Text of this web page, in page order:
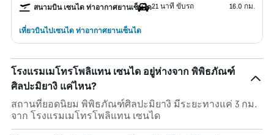
สนามบิน เซนได ท่าอากาศยานเซ็นได21 นาที ขับรถ 16.0 กม.
เที่ยวบินไปเซนได ท่าอากาศยานเซ็นได
โรงแรมเมโทรโพลิแทน เซนได อยู่ห่างจาก พิพิธภัณฑ์
ศิลปะมิยางิ แค่ไหน?
สถานที่ยอดนิยม พิพิธภัณฑ์ศิลปะมิยางิ มีระยะทางแค่ 3 กม.
จาก โรงแรมเมโทรโพลิแทน เซนได